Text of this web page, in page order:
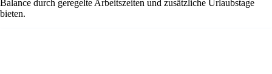
Balance durch geregelte Arbeitszeiten und zusätzliche Urlaubstage
bieten.